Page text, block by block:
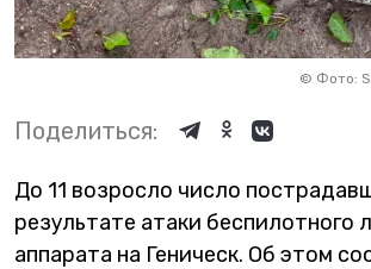
© Фото:
Поделиться:
До 11 возросло число
результате атаки беспилотного
аппарата на Геническ. Об этом